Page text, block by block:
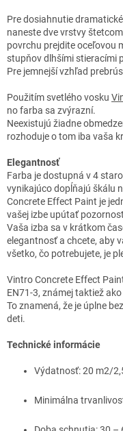
Pre dosiahnutie
naneste dve vrstvy
povrchu prejdite oceľovou
stupňov dlhšími stieracími
Pre jemnejší vzhľad
Použitím svetlého vosku
no farba sa zvýrazní.
Neexistujú žiadne
rozhoduje o tom iba vaša
Elegantnosť
Farba je dostupná v 4
vynikajúco dopĺňajú škálu
Concrete Effect Paint je
vašej izbe upútať
Vaša izba sa v krátkom
elegantnosť a chcete, aby
všetko, čo potrebujete, je
Vintro Concrete Effect
EN71-3, známej taktiež
To znamená, že je úplne
deti.
Technické informácie
Výdatnosť: 20 m2/
Minimálna